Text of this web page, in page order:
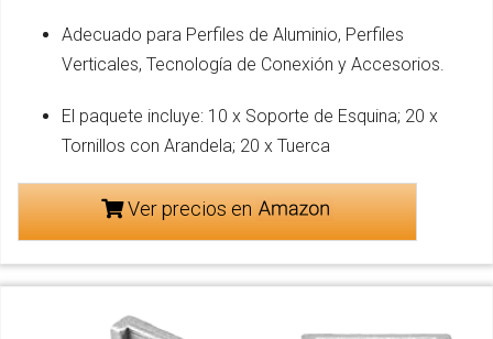
Adecuado para Perfiles de Aluminio, Perfiles
Verticales, Tecnología de Conexión y Accesorios.
El paquete incluye: 10 x Soporte de Esquina; 20 x
Tornillos con Arandela; 20 x Tuerca
Ver precios en